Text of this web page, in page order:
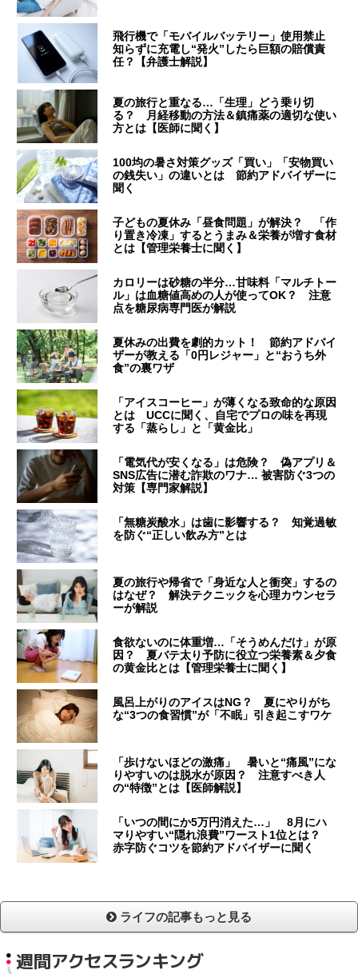
飛行機で「モバイルバッテリー」使用禁止
知らずに充電し“発火”したら巨額の賠償責
任？【弁護士解説】
夏の旅行と重なる…「生理」どう乗り切
る？ 月経移動の方法＆鎮痛薬の適切な使い
方とは【医師に聞く】
100均の暑さ対策グッズ「買い」「安物買い
の銭失い」の違いとは 節約アドバイザーに
聞く
子どもの夏休み「昼食問題」が解決？ 「作
り置き冷凍」するとうまみ＆栄養が増す食材
とは【管理栄養士に聞く】
カロリーは砂糖の半分…甘味料「マルチトー
ル」は血糖値高めの人が使ってOK？ 注意
点を糖尿病専門医が解説
夏休みの出費を劇的カット！ 節約アドバイ
ザーが教える「0円レジャー」と“おうち外
食”の裏ワザ
「アイスコーヒー」が薄くなる致命的な原因
とは UCCに聞く、自宅でプロの味を再現
する「蒸らし」と「黄金比」
「電気代が安くなる」は危険？ 偽アプリ＆
SNS広告に潜む詐欺のワナ… 被害防ぐ3つの
対策【専門家解説】
「無糖炭酸水」は歯に影響する？ 知覚過敏
を防ぐ“正しい飲み方”とは
夏の旅行や帰省で「身近な人と衝突」するの
はなぜ？ 解決テクニックを心理カウンセラ
ーが解説
食欲ないのに体重増…「そうめんだけ」が原
因？ 夏バテ太り予防に役立つ栄養素＆夕食
の黄金比とは【管理栄養士に聞く】
風呂上がりのアイスはNG？ 夏にやりがち
な“3つの食習慣”が「不眠」引き起こすワケ
「歩けないほどの激痛」 暑いと“痛風”にな
りやすいのは脱水が原因？ 注意すべき人
の“特徴”とは【医師解説】
「いつの間にか5万円消えた…」 8月にハ
マりやすい“隠れ浪費”ワースト1位とは？
赤字防ぐコツを節約アドバイザーに聞く
ライフの記事もっと見る
週間アクセスランキング